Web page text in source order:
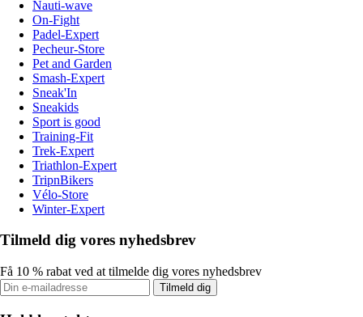
Nauti-wave
On-Fight
Padel-Expert
Pecheur-Store
Pet and Garden
Smash-Expert
Sneak'In
Sneakids
Sport is good
Training-Fit
Trek-Expert
Triathlon-Expert
TripnBikers
Vélo-Store
Winter-Expert
Tilmeld dig vores nyhedsbrev
Få 10 % rabat ved at tilmelde dig vores nyhedsbrev
Tilmeld dig